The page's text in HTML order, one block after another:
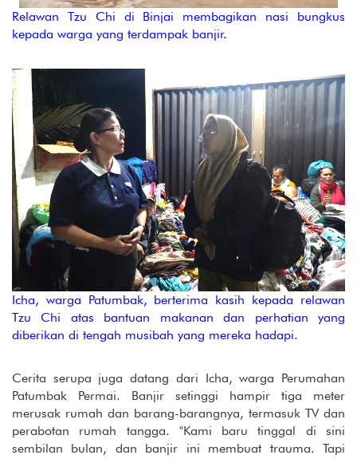
Relawan Tzu Chi di Binjai membagikan nasi bungkus
kepada warga yang terdampak banjir.
Icha, warga Patumbak, berterima kasih kepada relawan
Tzu Chi atas bantuan makanan dan perhatian yang
diberikan di tengah musibah yang mereka hadapi.
Cerita serupa juga datang dari Icha, warga Perumahan
Patumbak Permai. Banjir setinggi hampir tiga meter
merusak rumah dan barang-barangnya, termasuk TV dan
perabotan rumah tangga. "Kami baru tinggal di sini
sembilan bulan, dan banjir ini membuat trauma. Tapi